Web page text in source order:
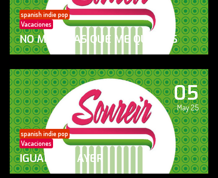
spanish indie pop
Vacaciones
NO ME DIGAS QUE ME QUIERES
05
May 25
spanish indie pop
Vacaciones
IGUAL QUE AYER